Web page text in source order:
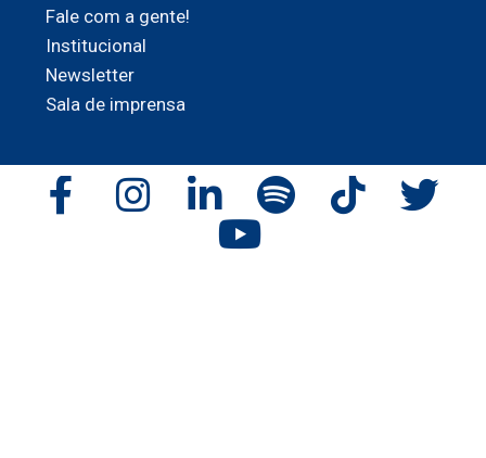
Fale com a gente!
Institucional
Newsletter
Sala de imprensa